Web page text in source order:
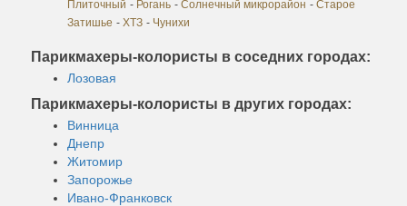
Плиточный - Рогань - Солнечный микрорайон - Старое
Затишье - ХТЗ - Чунихи
Парикмахеры-колористы в соседних городах:
Лозовая
Парикмахеры-колористы в других городах:
Винница
Днепр
Житомир
Запорожье
Ивано-Франковск